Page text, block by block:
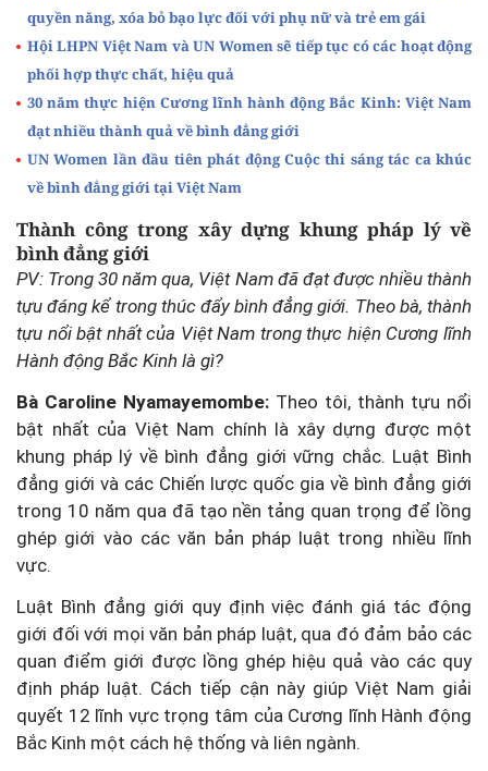
quyền năng, xóa bỏ bạo lực đối với phụ nữ và trẻ em gái
Hội LHPN Việt Nam và UN Women sẽ tiếp tục có các hoạt động
phối hợp thực chất, hiệu quả
30 năm thực hiện Cương lĩnh hành động Bắc Kinh: Việt Nam
đạt nhiều thành quả về bình đẳng giới
UN Women lần đầu tiên phát động Cuộc thi sáng tác ca khúc
về bình đẳng giới tại Việt Nam
Thành công trong xây dựng khung pháp lý về
bình đẳng giới
PV: Trong 30 năm qua, Việt Nam đã đạt được nhiều thành
tựu đáng kể trong thúc đẩy bình đẳng giới. Theo bà, thành
tựu nổi bật nhất của Việt Nam trong thực hiện Cương lĩnh
Hành động Bắc Kinh là gì?
Bà Caroline Nyamayemombe: Theo tôi, thành tựu nổi
bật nhất của Việt Nam chính là xây dựng được một
khung pháp lý về bình đẳng giới vững chắc. Luật Bình
đẳng giới và các Chiến lược quốc gia về bình đẳng giới
trong 10 năm qua đã tạo nền tảng quan trọng để lồng
ghép giới vào các văn bản pháp luật trong nhiều lĩnh
vực.
Luật Bình đẳng giới quy định việc đánh giá tác động
giới đối với mọi văn bản pháp luật, qua đó đảm bảo các
quan điểm giới được lồng ghép hiệu quả vào các quy
định pháp luật. Cách tiếp cận này giúp Việt Nam giải
quyết 12 lĩnh vực trọng tâm của Cương lĩnh Hành động
Bắc Kinh một cách hệ thống và liên ngành.